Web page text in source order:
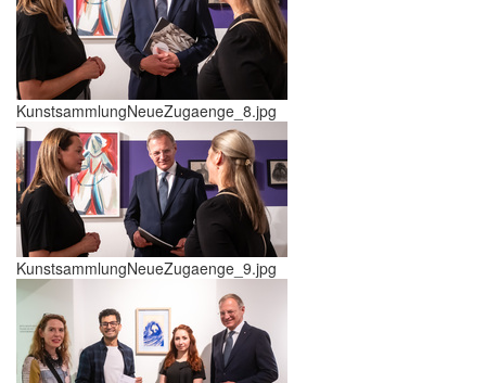
KunstsammlungNeueZugaenge_8.jpg
KunstsammlungNeueZugaenge_9.jpg